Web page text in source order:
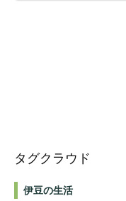
タグクラウド
伊豆の生活